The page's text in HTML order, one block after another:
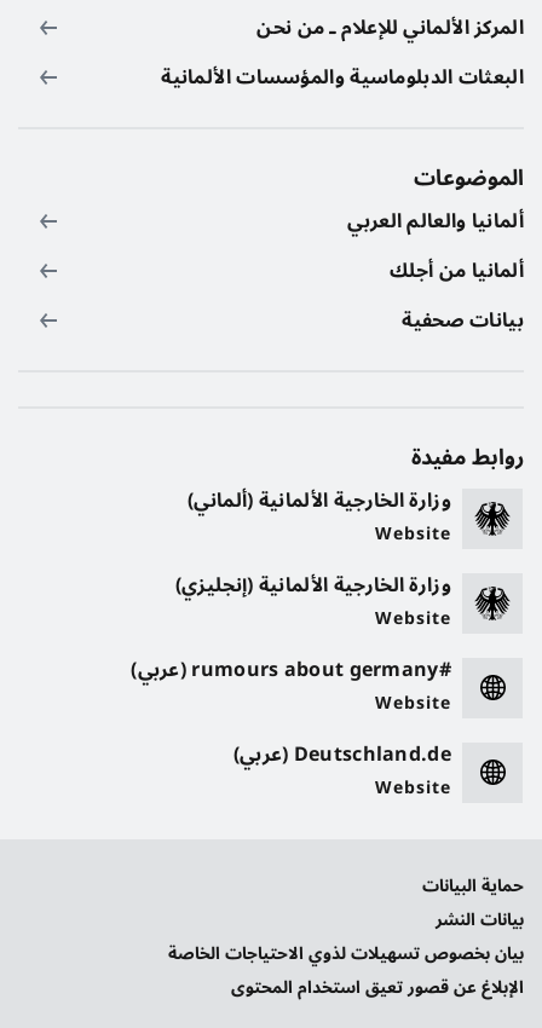
المركز الألماني للإعلام ـ من نحن
البعثات الدبلوماسية والمؤسسات الألمانية
الموضوعات
ألمانيا والعالم العربي
ألمانيا من أجلك
بيانات صحفية
روابط مفيدة
وزارة الخارجية الألمانية (ألماني)
Website
وزارة الخارجية الألمانية (إنجليزي)
Website
#rumours about germany (عربي)
Website
Deutschland.de (عربي)
Website
حماية البيانات
بيانات النشر
بيان بخصوص تسهيلات لذوي الاحتياجات الخاصة
الإبلاغ عن قصور تعيق استخدام المحتوى